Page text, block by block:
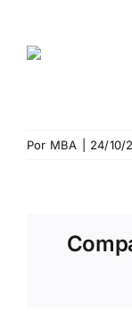
Por MBA 24/10/